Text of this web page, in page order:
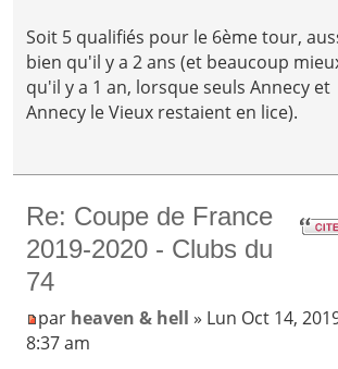
Soit 5 qualifiés pour le 6ème tour,
bien qu'il y a 2 ans (et beaucoup
qu'il y a 1 an, lorsque seuls Annecy et
Annecy le Vieux restaient en lice).
Re: Coupe de France
2019-2020 - Clubs du
74
par heaven & hell » Lun Oct 14,
8:37 am